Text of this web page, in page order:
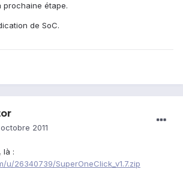
prochaine étape.
de SoC.
2011
là :
u/26340739/SuperOneClick_v1.7.zip